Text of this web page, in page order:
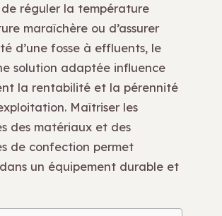
réguler la température
maraîchère ou d’assurer
d’une fosse à effluents, le
solution adaptée influence
la rentabilité et la pérennité
Maîtriser les
des matériaux et des
de confection permet
un équipement durable et